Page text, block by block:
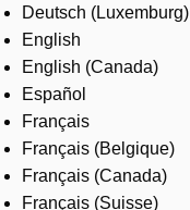
Contact us
Careers
Deutsch (Luxemburg)
English
English (Canada)
Español
Français
Français (Belgique)
Français (Canada)
Français (Suisse)